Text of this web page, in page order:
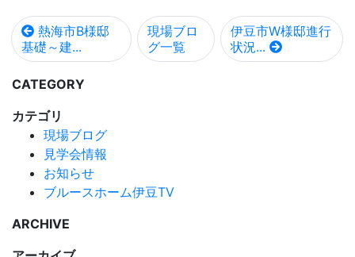
熱海市B様邸
基礎～建...
現場ブロ
グ一覧
伊豆市W様邸進行
状況...
CATEGORY
カテゴリ
現場ブログ
見学会情報
お知らせ
ブルースホーム伊豆TV
ARCHIVE